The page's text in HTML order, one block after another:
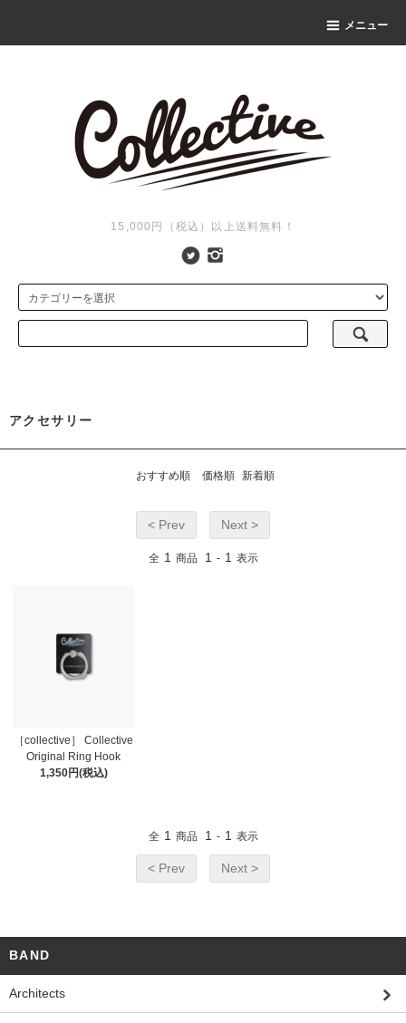
メニュー
15,000円（税込）以上送料無料！
アクセサリー
おすすめ順 価格順 新着順
< Prev Next >
全 1 商品 1 - 1 表示
［collective］ Collective
Original Ring Hook
1,350円(税込)
全 1 商品 1 - 1 表示
< Prev Next >
BAND
Architects